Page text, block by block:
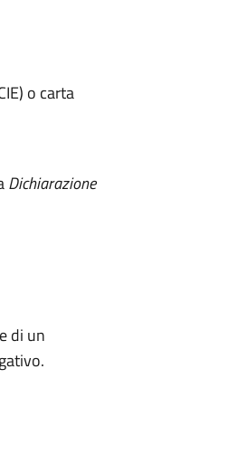
o carta
Dichiarazione
di un